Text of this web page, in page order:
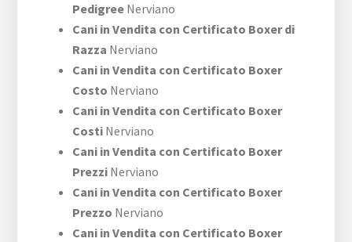
Pedigree Nerviano
Cani in Vendita con Certificato Boxer di
Razza Nerviano
Cani in Vendita con Certificato Boxer
Costo Nerviano
Cani in Vendita con Certificato Boxer
Costi Nerviano
Cani in Vendita con Certificato Boxer
Prezzi Nerviano
Cani in Vendita con Certificato Boxer
Prezzo Nerviano
Cani in Vendita con Certificato Boxer